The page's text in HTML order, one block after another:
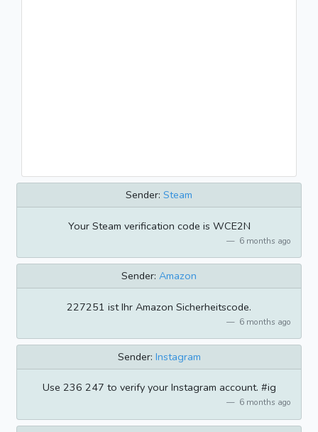
Sender: Steam
Your Steam verification code is WCE2N
6 months ago
Sender: Amazon
227251 ist Ihr Amazon Sicherheitscode.
6 months ago
Sender: Instagram
Use 236 247 to verify your Instagram account. #ig
6 months ago